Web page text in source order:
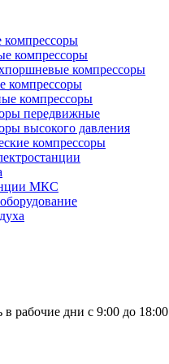
компрессоры
компрессоры
компрессоры
компрессоры
передвижные
высокого давления
компрессоры
МКС
рабочие дни с 9:00 до 18:00